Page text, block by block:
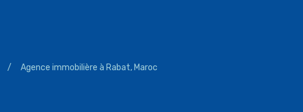
/ Agence immobilière à Rabat, Maroc